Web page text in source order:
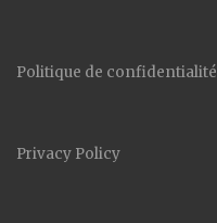
Politique de confidentialité
Privacy Policy